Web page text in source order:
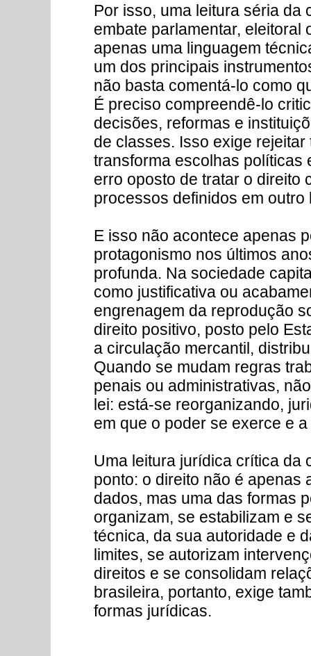
Por isso, uma leitura séria da
embate parlamentar, eleitoral
apenas uma linguagem
um dos principais
não basta comentá-lo como
É preciso compreendê-lo
decisões, reformas e
de classes. Isso exige
transforma escolhas políticas
erro oposto de tratar o direito
processos definidos em outro
E isso não acontece apenas
protagonismo nos últimos
profunda. Na sociedade
como justificativa ou
engrenagem da reprodução
direito positivo, posto pelo
a circulação mercantil,
Quando se mudam regras
penais ou administrativas,
lei: está-se reorganizando,
em que o poder se exerce e
Uma leitura jurídica crítica da
ponto: o direito não é apenas
dados, mas uma das formas
organizam, se estabilizam e
técnica, da sua autoridade e
limites, se autorizam
direitos e se consolidam
brasileira, portanto, exige
formas jurídicas.